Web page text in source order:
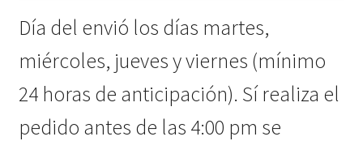
Día del envió los días martes,
miércoles, jueves y viernes (mínimo
24 horas de anticipación). Sí realiza el
pedido antes de las 4:00 pm se